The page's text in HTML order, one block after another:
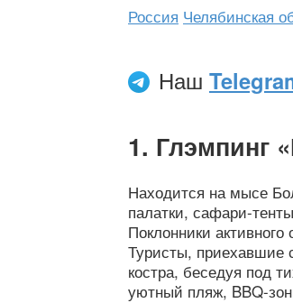
Россия Челябинская
Наш
Глэмпинг
Находится на мысе
палатки, сафари-
Поклонники
Туристы, приехавшие
костра, беседуя под
уютный пляж, BBQ-